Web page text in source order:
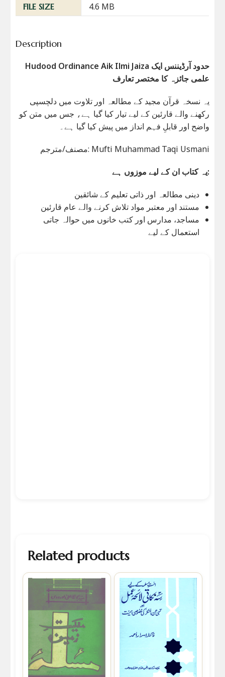
FILE SIZE 4.6 MB
Description
Hudood Ordinance Aik Ilmi Jaiza حدود آرڈیننس ایک
علمی جائزہ کا مختصر تعارف
یہ نسخہ قرآن مجید کے مطالعہ اور تلاوت میں دلچسپی
رکھنے والے قارئین کے لیے تیار کیا گیا ہے، جس میں متن کو
واضح اور قابلِ فہم انداز میں پیش کیا گیا ہے۔
مصنف/مترجم: Mufti Muhammad Taqi Usmani
یہ کتاب ان کے لیے موزوں ہے:
دینی مطالعہ اور ذاتی تعلیم کے شائقین
مستند اور معتبر مواد تلاش کرنے والے عام قارئین
مساجد، مدارس اور کتب خانوں میں حوالہ جاتی
استعمال کے لیے
Related products